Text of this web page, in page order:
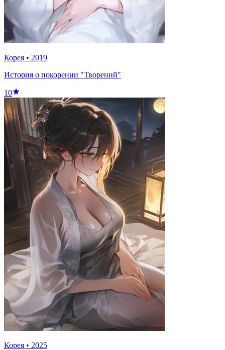
Корея • 2019
История о покорении "Творений"
10
Корея • 2025